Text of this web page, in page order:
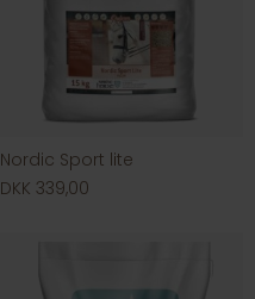
Nordic Sport lite
DKK 339,00